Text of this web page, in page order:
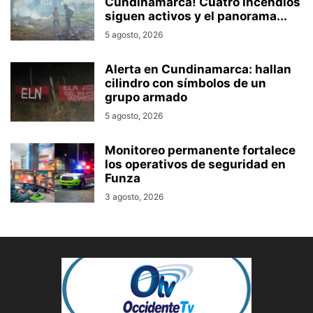
siguen activos y el panorama...
5 agosto, 2026
Alerta en Cundinamarca: hallan
cilindro con símbolos de un
grupo armado
5 agosto, 2026
Monitoreo permanente fortalece
los operativos de seguridad en
Funza
3 agosto, 2026